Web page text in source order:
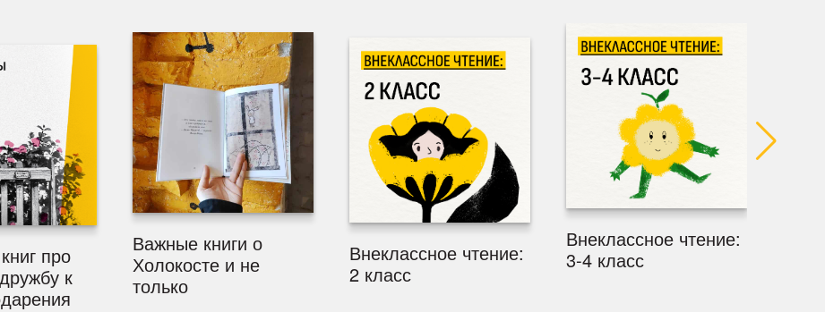
про
к
Важные книги о
Холокосте и не
только
Внеклассное чтение:
2 класс
Внеклассное чтение:
3-4 класс